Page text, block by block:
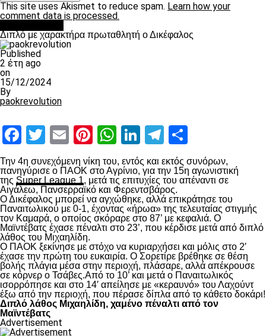
This site uses Akismet to reduce spam. Learn how your
comment data is processed.
Διπλό με χαρακτήρα πρωταθλητή ο Δικέφαλος
Published
2 έτη ago
on
15/12/2024
By
paokrevolution
Facebook
Twitter
EmailPinterest
WhatsApp
LinkedIn
Telegram
Την 4η συνεχόμενη νίκη του, εντός και εκτός συνόρων,
πανηγύρισε ο ΠΑΟΚ στο Αγρίνιο, για την 15η αγωνιστική
της Super League 1, μετά τις επιτυχίες του απέναντι σε
Αιγάλεω, Πανσερραϊκό και Φερεντσβάρος.
Ο Δικέφαλος μπορεί να αγχώθηκε, αλλά επικράτησε του
Παναιτωλικού με 0-1, έχοντας «ήρωα» της τελευταίας στιγμής
τον Καμαρά, ο οποίος σκόραρε στο 87’ με κεφαλιά. Ο
Μαϊντέβατς έχασε πέναλτι στο 23’, που κέρδισε μετά από διπλό
λάθος του Μιχαηλίδη.
Ο ΠΑΟΚ ξεκίνησε με στόχο να κυριαρχήσει και μόλις στο 2′
έχασε την πρώτη του ευκαιρία. Ο Σορετίρε βρέθηκε σε θέση
βολής πλάγια μέσα στην περιοχή, πλάσαρε, αλλά απέκρουσε
σε κόρνερ ο Τσάβες.Από το 10’ και μετά ο Παναιτωλικός
ισορρόπησε και στο 14′ απείλησε με «κεραυνό» του Λαχούντ
έξω από την περιοχή, που πέρασε δίπλα από το κάθετο δοκάρι!
Διπλό λάθος Μιχαηλίδη, χαμένο πέναλτι από τον
Μαϊντέβατς
Advertisement